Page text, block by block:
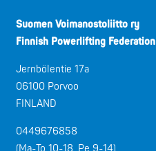
Suomen Voimanostoliitto ry
Finnish Powerlifting Federation
Jernbölentie 17a
06100 Porvoo
FINLAND
0449676858
(Ma-To 10-18, Pe 9-14)